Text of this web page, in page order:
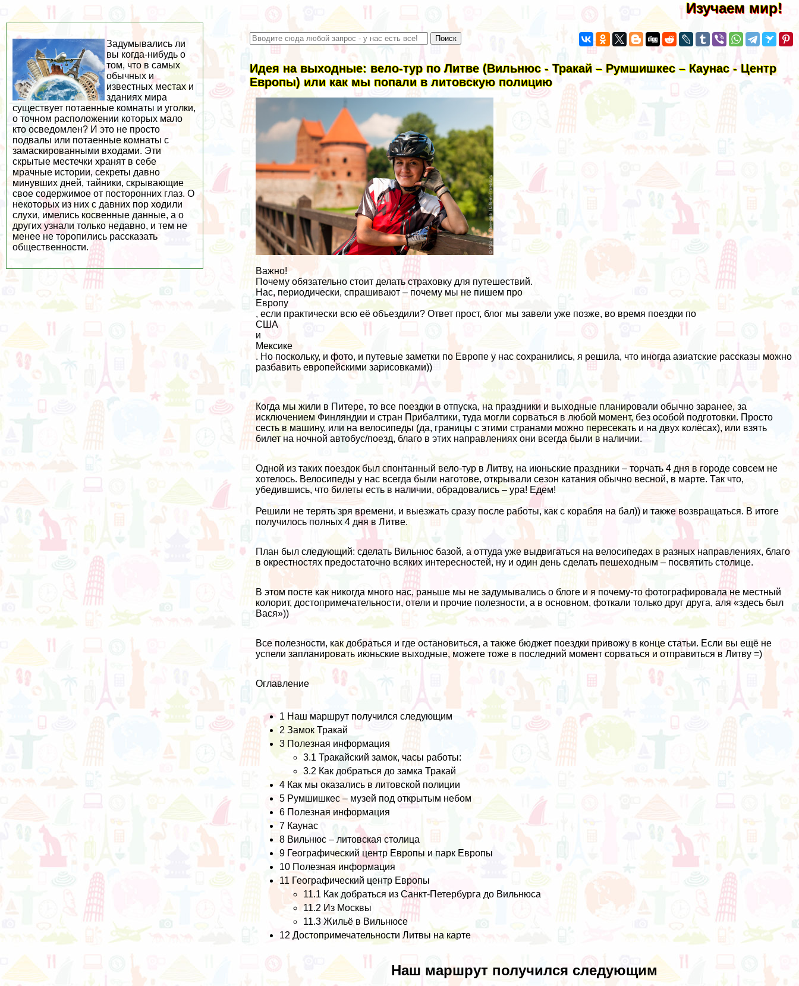
Изучаем мир!
Идея на выходные: вело-тур по Литве (Вильнюс - Тракай – Румшишкес – Каунас - Центр
Европы) или как мы попали в литовскую полицию
Важно!
Почему обязательно стоит делать страховку для путешествий.
Нас, периодически, спрашивают – почему мы не пишем про
Европу
, если практически всю её объездили? Ответ прост, блог мы завели уже позже, во время поездки по
США
и
Мексике
. Но поскольку, и фото, и путевые заметки по Европе у нас сохранились, я решила, что иногда азиатские рассказы можно
разбавить европейскими зарисовками))
Когда мы жили в Питере, то все поездки в отпуска, на праздники и выходные планировали обычно заранее, за
исключением Финляндии и стран Прибалтики, туда могли сорваться в любой момент, без особой подготовки. Просто
сесть в машину, или на велосипеды (да, границы с этими странами можно пересекать и на двух колёсах), или взять
билет на ночной автобус/поезд, благо в этих направлениях они всегда были в наличии.
Одной из таких поездок был спонтанный вело-тур в Литву, на июньские праздники – торчать 4 дня в городе совсем не
хотелось. Велосипеды у нас всегда были наготове, открывали сезон катания обычно весной, в марте. Так что,
убедившись, что билеты есть в наличии, обрадовались – ура! Едем!
Решили не терять зря времени, и выезжать сразу после работы, как с корабля на бал)) и также возвращаться. В итоге
получилось полных 4 дня в Литве.
План был следующий: сделать Вильнюс базой, а оттуда уже выдвигаться на велосипедах в разных направлениях, благо
в окрестностях предостаточно всяких интересностей, ну и один день сделать пешеходным – посвятить столице.
В этом посте как никогда много нас, раньше мы не задумывались о блоге и я почему-то фотографировала не местный
колорит, достопримечательности, отели и прочие полезности, а в основном, фоткали только друг друга, аля «здесь был
Вася»))
Все полезности, как добраться и где остановиться, а также бюджет поездки привожу в конце статьи. Если вы ещё не
успели запланировать июньские выходные, можете тоже в последний момент сорваться и отправиться в Литву =)
Оглавление
1 Наш маршрут получился следующим
2 Замок Тракай
3 Полезная информация
3.1 Тракайский замок, часы работы:
3.2 Как добраться до замка Тракай
4 Как мы оказались в литовской полиции
5 Румшишкес – музей под открытым небом
6 Полезная информация
7 Каунас
8 Вильнюс – литовская столица
9 Географический центр Европы и парк Европы
10 Полезная информация
11 Географический центр Европы
11.1 Как добраться из Санкт-Петербурга до Вильнюса
11.2 Из Москвы
11.3 Жильё в Вильнюсе
12 Достопримечательности Литвы на карте
Наш маршрут получился следующим
Задумывались ли
вы когда-нибудь о
том, что в самых
обычных и
известных местах и
зданиях мира
существует потаенные комнаты и уголки,
о точном расположении которых мало
кто осведомлен? И это не просто
подвалы или потаенные комнаты с
замаскированными входами. Эти
скрытые местечки хранят в себе
мрачные истории, секреты давно
минувших дней, тайники, скрывающие
свое содержимое от посторонних глаз. О
некоторых из них с давних пор ходили
слухи, имелись косвенные данные, а о
других узнали только недавно, и тем не
менее не торопились рассказать
общественности.